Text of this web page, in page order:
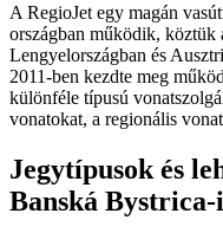
A RegioJet egy magán
országban működik, köztük
Lengyelországban és
2011-ben kezdte meg
különféle típusú
vonatokat, a regionális
Jegytípusok és
Banská Bystrica-